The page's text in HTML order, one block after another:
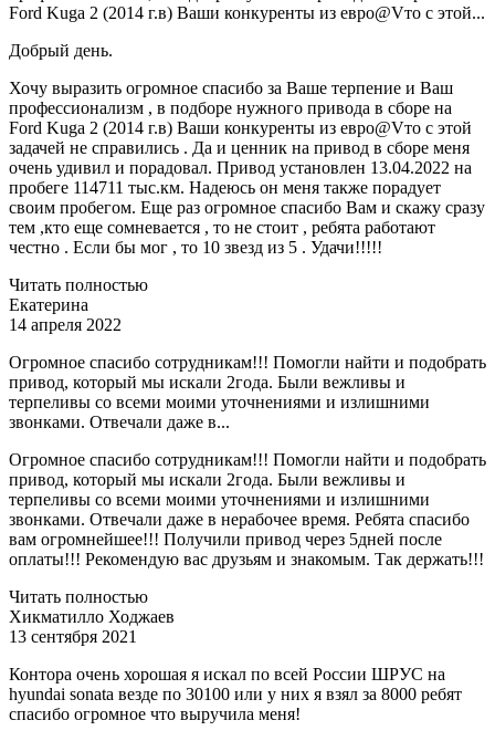
Ford Kuga 2 (2014 г.в) Ваши конкуренты из евро@Vто с этой...
Добрый день.
Хочу выразить огромное спасибо за Ваше терпение и Ваш
профессионализм , в подборе нужного привода в сборе на
Ford Kuga 2 (2014 г.в) Ваши конкуренты из евро@Vто с этой
задачей не справились . Да и ценник на привод в сборе меня
очень удивил и порадовал. Привод установлен 13.04.2022 на
пробеге 114711 тыс.км. Надеюсь он меня также порадует
своим пробегом. Еще раз огромное спасибо Вам и скажу сразу
тем ,кто еще сомневается , то не стоит , ребята работают
честно . Если бы мог , то 10 звезд из 5 . Удачи!!!!!
Читать полностью
Екатерина
14 апреля 2022
Огромное спасибо сотрудникам!!! Помогли найти и подобрать
привод, который мы искали 2года. Были вежливы и
терпеливы со всеми моими уточнениями и излишними
звонками. Отвечали даже в...
Огромное спасибо сотрудникам!!! Помогли найти и подобрать
привод, который мы искали 2года. Были вежливы и
терпеливы со всеми моими уточнениями и излишними
звонками. Отвечали даже в нерабочее время. Ребята спасибо
вам огромнейшее!!! Получили привод через 5дней после
оплаты!!! Рекомендую вас друзьям и знакомым. Так держать!!!
Читать полностью
Хикматилло Ходжаев
13 сентября 2021
Контора очень хорошая я искал по всей России ШРУС на
hyundai sonata везде по 30100 или у них я взял за 8000 ребят
спасибо огромное что выручила меня!